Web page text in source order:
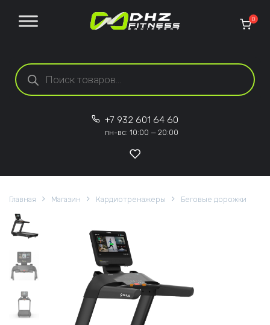
Поиск товаров
0
+7 932 601 64 60
пн-вс: 10:00 — 20:00
Главная Магазин Кардиотренажеры Беговые дорожки